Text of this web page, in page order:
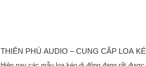
ưu ngay tại nhà. Chỉ với một combo karaoke gia
kế đồng bộ, bạn có thể biến phòng khách của
THIÊN PHÚ AUDIO – CUNG CẤP LOA
GIÁ TỐT, CHÍNH HÃNG TẠI THUẬN AN,